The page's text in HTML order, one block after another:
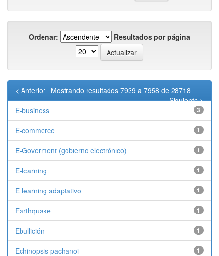
Ordenar: Resultados por página
Mostrando resultados 7939 a 7958 de 28718
< Anterior
Siguiente >
E-business
3
E-commerce 1
E-Goverment (gobierno electrónico) 1
E-learning 1
E-learning adaptativo 1
Earthquake 1
Ebullición 1
Echinopsis pachanoi 1